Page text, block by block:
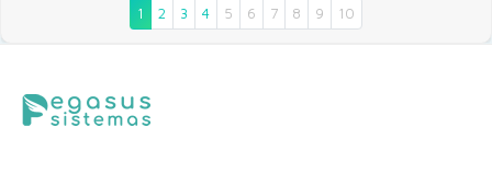
1 2 3 4 5 6 7 8 9 10